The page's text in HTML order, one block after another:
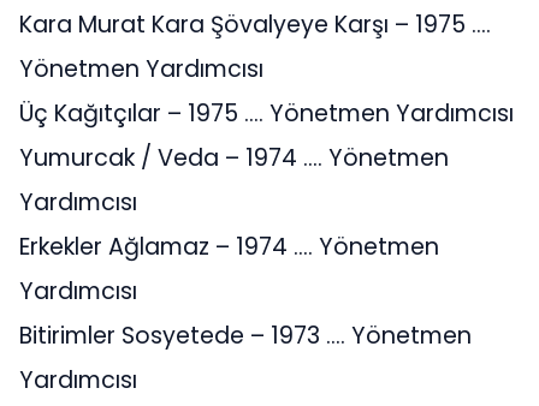
Kara Murat Kara Şövalyeye Karşı – 1975 ….
Yönetmen Yardımcısı
Üç Kağıtçılar – 1975 …. Yönetmen Yardımcısı
Yumurcak / Veda – 1974 …. Yönetmen
Yardımcısı
Erkekler Ağlamaz – 1974 …. Yönetmen
Yardımcısı
Bitirimler Sosyetede – 1973 …. Yönetmen
Yardımcısı